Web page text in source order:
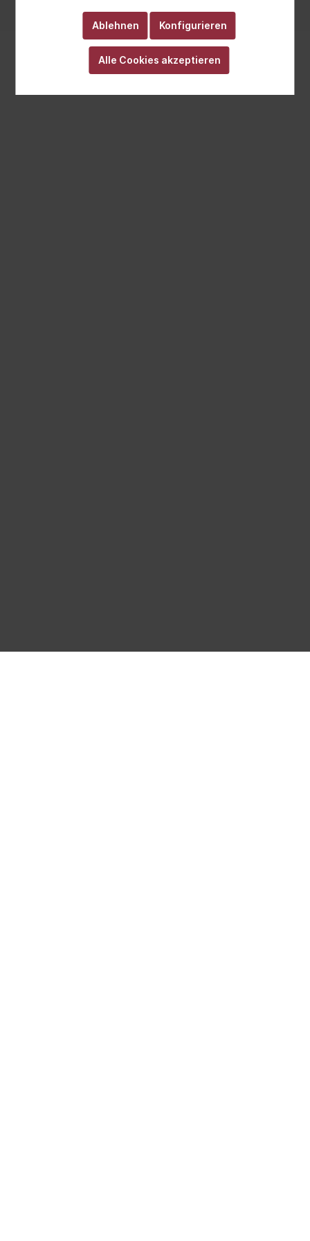
Realisiert mit Cutvert GmbH
Ablehnen Konfigurieren
Alle Cookies akzeptieren